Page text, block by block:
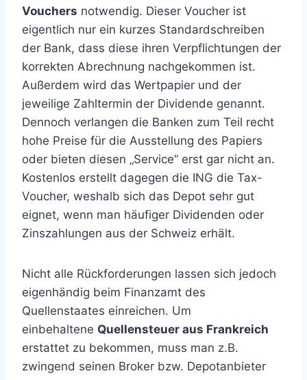
Vouchers notwendig. Dieser Voucher ist
eigentlich nur ein kurzes Standardschreiben
der Bank, dass diese ihren Verpflichtungen der
korrekten Abrechnung nachgekommen ist.
Außerdem wird das Wertpapier und der
jeweilige Zahltermin der Dividende genannt.
Dennoch verlangen die Banken zum Teil recht
hohe Preise für die Ausstellung des Papiers
oder bieten diesen „Service“ erst gar nicht an.
Kostenlos erstellt dagegen die ING die Tax-
Voucher, weshalb sich das Depot sehr gut
eignet, wenn man häufiger Dividenden oder
Zinszahlungen aus der Schweiz erhält.
Nicht alle Rückforderungen lassen sich jedoch
eigenhändig beim Finanzamt des
Quellenstaates einreichen. Um
einbehaltene Quellensteuer aus Frankreich
erstattet zu bekommen, muss man z.B.
zwingend seinen Broker bzw. Depotanbieter